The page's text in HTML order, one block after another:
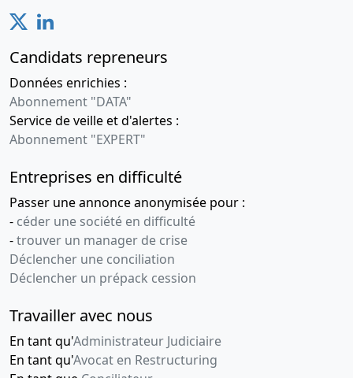
Candidats repreneurs
Données enrichies :
Abonnement "DATA"
Service de veille et d'alertes :
Abonnement "EXPERT"
Entreprises en difficulté
Passer une annonce anonymisée pour :
- céder une société en difficulté
-trouver un manager de crise
Déclencher une conciliation
Déclencher un prépack cession
Travailler avec nous
En tant qu'Administrateur Judiciaire
En tant qu'Avocat en Restructuring